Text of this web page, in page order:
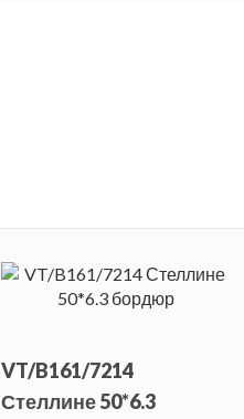
VT/B161/7214
Стеллине 50*6.3